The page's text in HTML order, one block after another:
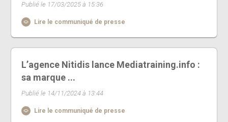
Publié le 17/03/2025 à 15:36
Lire le communiqué de presse
L’agence Nitidis lance Mediatraining.info :
sa marque ...
Publié le 14/11/2024 à 13:44
Lire le communiqué de presse